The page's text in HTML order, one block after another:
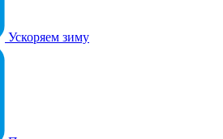
Ускоряем зиму